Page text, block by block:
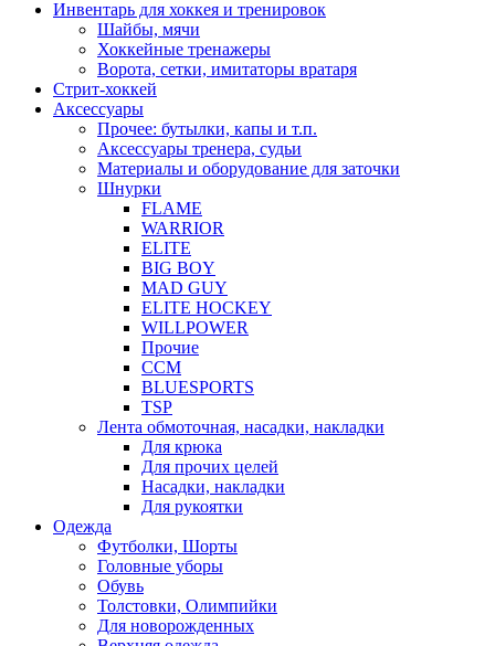
Инвентарь для хоккея и тренировок
Шайбы, мячи
Хоккейные тренажеры
Ворота, сетки, имитаторы вратаря
Стрит-хоккей
Аксессуары
Прочее: бутылки, капы и т.п.
Аксессуары тренера, судьи
Материалы и оборудование для заточки
Шнурки
FLAME
WARRIOR
ELITE
BIG BOY
MAD GUY
ELITE HOCKEY
WILLPOWER
Прочие
CCM
BLUESPORTS
TSP
Лента обмоточная, насадки, накладки
Для крюка
Для прочих целей
Насадки, накладки
Для рукоятки
Одежда
Футболки, Шорты
Головные уборы
Обувь
Толстовки, Олимпийки
Для новорожденных